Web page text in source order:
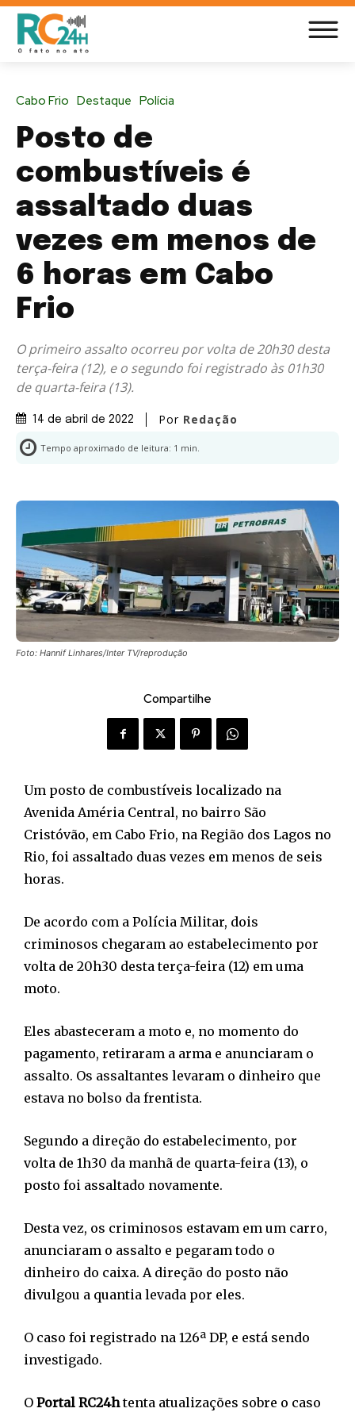
Cabo Frio Destaque Polícia
Posto de
combustíveis é
assaltado duas
vezes em menos de
6 horas em Cabo
Frio
O primeiro assalto ocorreu por volta de 20h30 desta
terça-feira (12), e o segundo foi registrado às 01h30
de quarta-feira (13).
14 de abril de 2022 Por Redação
Tempo aproximado de leitura: 1 min.
Foto: Hannif Linhares/Inter TV/reprodução
Compartilhe
Um posto de combustíveis localizado na
Avenida Améria Central, no bairro São
Cristóvão, em Cabo Frio, na Região dos Lagos no
Rio, foi assaltado duas vezes em menos de seis
horas.
De acordo com a Polícia Militar, dois
criminosos chegaram ao estabelecimento por
volta de 20h30 desta terça-feira (12) em uma
moto.
Eles abasteceram a moto e, no momento do
pagamento, retiraram a arma e anunciaram o
assalto. Os assaltantes levaram o dinheiro que
estava no bolso da frentista.
Segundo a direção do estabelecimento, por
volta de 1h30 da manhã de quarta-feira (13), o
posto foi assaltado novamente.
Desta vez, os criminosos estavam em um carro,
anunciaram o assalto e pegaram todo o
dinheiro do caixa. A direção do posto não
divulgou a quantia levada por eles.
O caso foi registrado na 126ª DP, e está sendo
investigado.
O Portal RC24htenta atualizações sobre o caso